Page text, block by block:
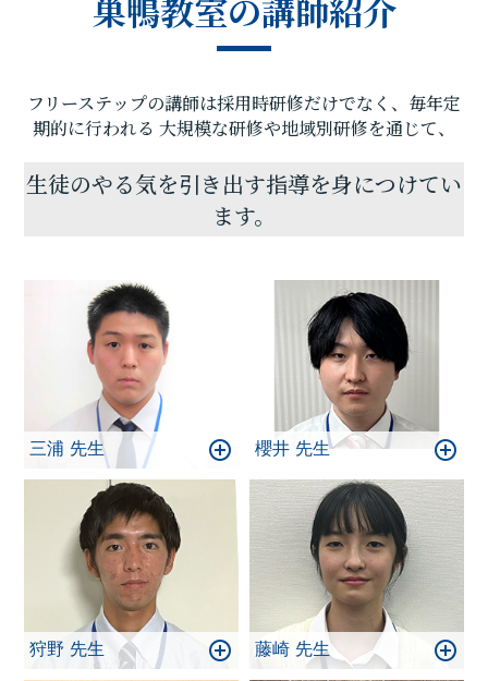
ると思います。そんな時はフリーステップ巣鴨教室
へ足をお運びください! 勉強の悩みを解決して見せ
巣鴨教室の講師紹介
フリーステップの講師は採用時研修だけでなく、毎年定
期的に行われる 大規模な研修や地域別研修を通じて、
生徒のやる気を引き出す指導を身につけてい
ます。
三浦 先生 櫻井 先生
狩野 先生 藤崎 先生